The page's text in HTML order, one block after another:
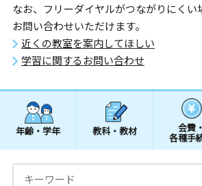
なお、フリーダイヤルがつながりにくい
お問い合わせいただけます。
近くの教室を案内してほしい
学習に関するお問い合わせ
年齢・学年 教科・教材 会費・
各種手